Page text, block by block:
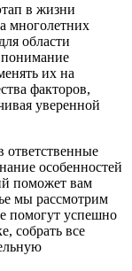
в жизни
многолетних
области
понимание
их на
факторов,
уверенной
ответственные
особенностей
поможет вам
мы рассмотрим
помогут успешно
собрать все